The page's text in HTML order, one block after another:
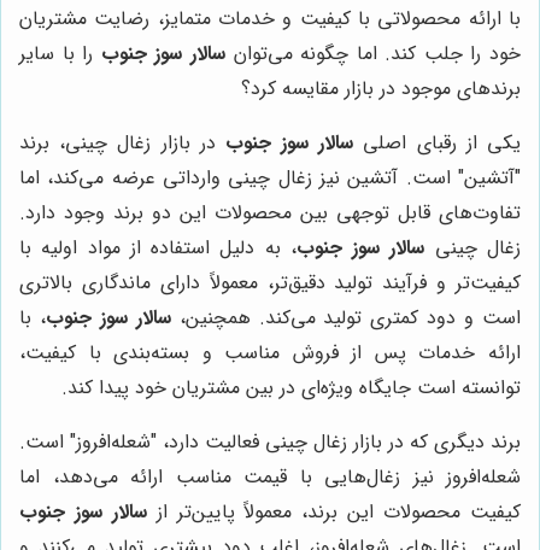
با ارائه محصولاتی با کیفیت و خدمات متمایز، رضایت مشتریان
خود را جلب کند. اما چگونه می‌توانسالار سوز جنوب را با سایر
برندهای موجود در بازار مقایسه کرد؟
یکی از رقبای اصلی سالار سوز جنوب در بازار زغال چینی، برند
"آتشین" است. آتشین نیز زغال چینی وارداتی عرضه می‌کند، اما
تفاوت‌های قابل توجهی بین محصولات این دو برند وجود دارد.
زغال چینی سالار سوز جنوب، به دلیل استفاده از مواد اولیه با
کیفیت‌تر و فرآیند تولید دقیق‌تر، معمولاً دارای ماندگاری بالاتری
است و دود کمتری تولید می‌کند. همچنین،سالار سوز جنوب، با
ارائه خدمات پس از فروش مناسب و بسته‌بندی با کیفیت،
توانسته است جایگاه ویژه‌ای در بین مشتریان خود پیدا کند.
برند دیگری که در بازار زغال چینی فعالیت دارد، "شعله‌افروز" است.
شعله‌افروز نیز زغال‌هایی با قیمت مناسب ارائه می‌دهد، اما
کیفیت محصولات این برند، معمولاً پایین‌تر ازسالار سوز جنوب